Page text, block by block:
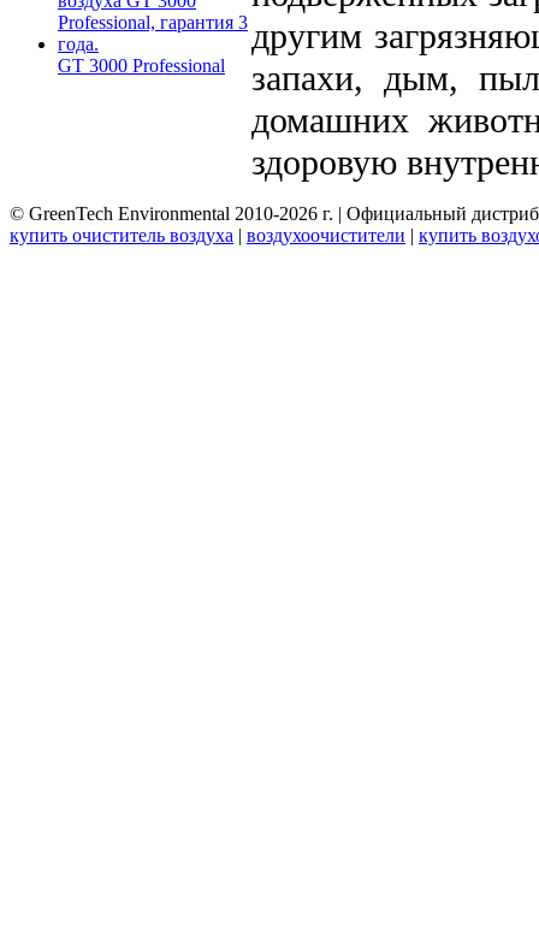
GT 3000 Professional
другим
запахи, дым,
домашних
здоровую
© GreenTech Environmental 2010-2026 г. | Официальный
купить очиститель воздуха | воздухоочистители | купить